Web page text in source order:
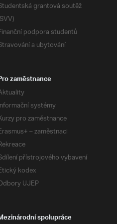
grantová soutěž
podpora studentů
a ubytování
zaměstnance
systémy
pro zaměstnance
– zaměstnaci
přístrojového vybavení
kodex
UJEP
spolupráce